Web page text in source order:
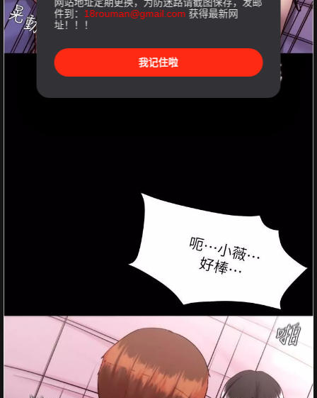
件到： 18rouman@gmail.com 获得最新网
址！！！
我记住啦